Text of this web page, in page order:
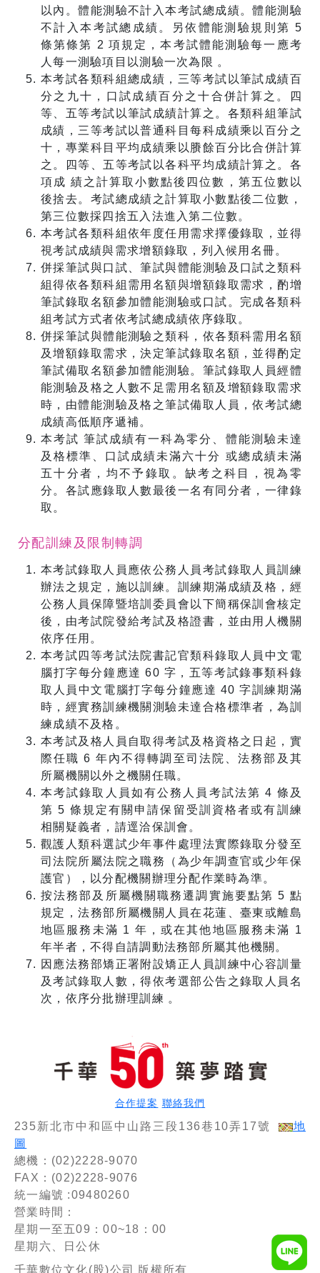
以內。體能測驗不計入本考試總成績。體能測驗
不計入本考試總成績。另依體能測驗規則第 5
條第條第 2 項規定，本考試體能測驗每一應考
人每一測驗項目以測驗一次為限 。
本考試各類科組總成績，三等考試以筆試成績百
分之九十，口試成績百分之十合併計算之。四
等、五等考試以筆試成績計算之。各類科組筆試
成績，三等考試以普通科目每科成績乘以百分之
十，專業科目平均成績乘以賸餘百分比合併計算
之。四等、五等考試以各科平均成績計算之。各
項成 績之計算取小數點後四位數，第五位數以
後捨去。考試總成績之計算取小數點後二位數，
第三位數採四捨五入法進入第二位數。
本考試各類科組依年度任用需求擇優錄取，並得
視考試成績與需求增額錄取，列入候用名冊。
併採筆試與口試、筆試與體能測驗及口試之類科
組得依各類科組需用名額與增額錄取需求，酌增
筆試錄取名額參加體能測驗或口試。完成各類科
組考試方式者依考試總成績依序錄取。
併採筆試與體能測驗之類科，依各類科需用名額
及增額錄取需求，決定筆試錄取名額，並得酌定
筆試備取名額參加體能測驗。筆試錄取人員經體
能測驗及格之人數不足需用名額及增額錄取需求
時，由體能測驗及格之筆試備取人員，依考試總
成績高低順序遞補。
本考試 筆試成績有一科為零分、體能測驗未達
及格標準、口試成績未滿六十分 或總成績未滿
五十分者，均不予錄取。缺考之科目，視為零
分。各試應錄取人數最後一名有同分者，一律錄
取。
分配訓練及限制轉調
本考試錄取人員應依公務人員考試錄取人員訓練
辦法之規定，施以訓練。訓練期滿成績及格，經
公務人員保障暨培訓委員會以下簡稱保訓會核定
後，由考試院發給考試及格證書，並由用人機關
依序任用。
本考試四等考試法院書記官類科錄取人員中文電
腦打字每分鐘應達 60 字，五等考試錄事類科錄
取人員中文電腦打字每分鐘應達 40 字訓練期滿
時，經實務訓練機關測驗未達合格標準者，為訓
練成績不及格。
本考試及格人員自取得考試及格資格之日起，實
際任職 6 年內不得轉調至司法院、法務部及其
所屬機關以外之機關任職。
本考試錄取人員如有公務人員考試法第 4 條及
第 5 條規定有關申請保留受訓資格者或有訓練
相關疑義者，請逕洽保訓會。
觀護人類科選試少年事件處理法實際錄取分發至
司法院所屬法院之職務（為少年調查官或少年保
護官），以分配機關辦理分配作業時為準。
按法務部及所屬機關職務遷調實施要點第 5 點
規定，法務部所屬機關人員在花蓮、臺東或離島
地區服務未滿 1 年，或在其他地區服務未滿 1
年半者，不得自請調動法務部所屬其他機關。
因應法務部矯正署附設矯正人員訓練中心容訓量
及考試錄取人數，得依考選部公告之錄取人員名
次，依序分批辦理訓練 。
合作提案 聯絡我們
235新北市中和區中山路三段136巷10弄17號
地
圖
總機：(02)2228-9070
FAX：(02)2228-9076
統一編號 :09480260
營業時間：
星期一至五09：00~18：00
星期六、日公休
千華數位文化(股)公司 版權所有